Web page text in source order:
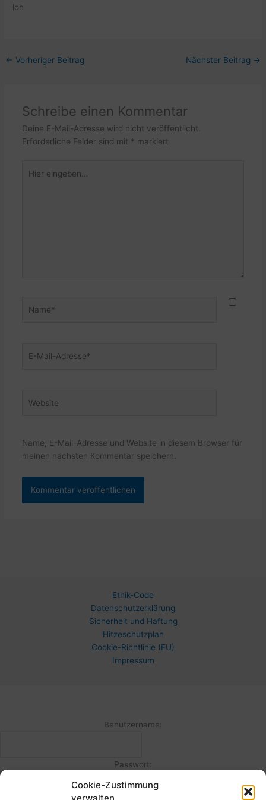
Cookie-Zustimmung
loh
← Vorheriger Beitrag Nächster Beitrag →
Schreibe einen Kommentar
Deine E-Mail-Adresse wird nicht veröffentlicht.
Erforderliche Felder sind mit * markiert
eingeben…
Mail-
Name, E-Mail-Adresse und Website in diesem Browser für
meinen nächsten Kommentar speichern.
Ethik-Code
Datenschutzerklärung
Sicherheit und Haftung
Hitzeschutzplan
Cookie-Richtlinie (EU)
Impressum
Benutzername:
Passwort: